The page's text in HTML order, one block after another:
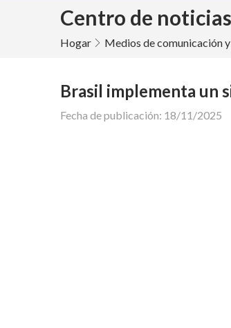
Centro de noticias
Hogar Medios de comunicación
Brasil implementa un
Fecha de publicación: 18/11/2025